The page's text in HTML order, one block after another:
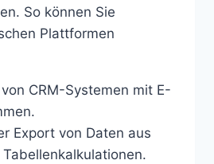
So können Sie
Plattformen
CRM-Systemen mit E-
Export von Daten aus